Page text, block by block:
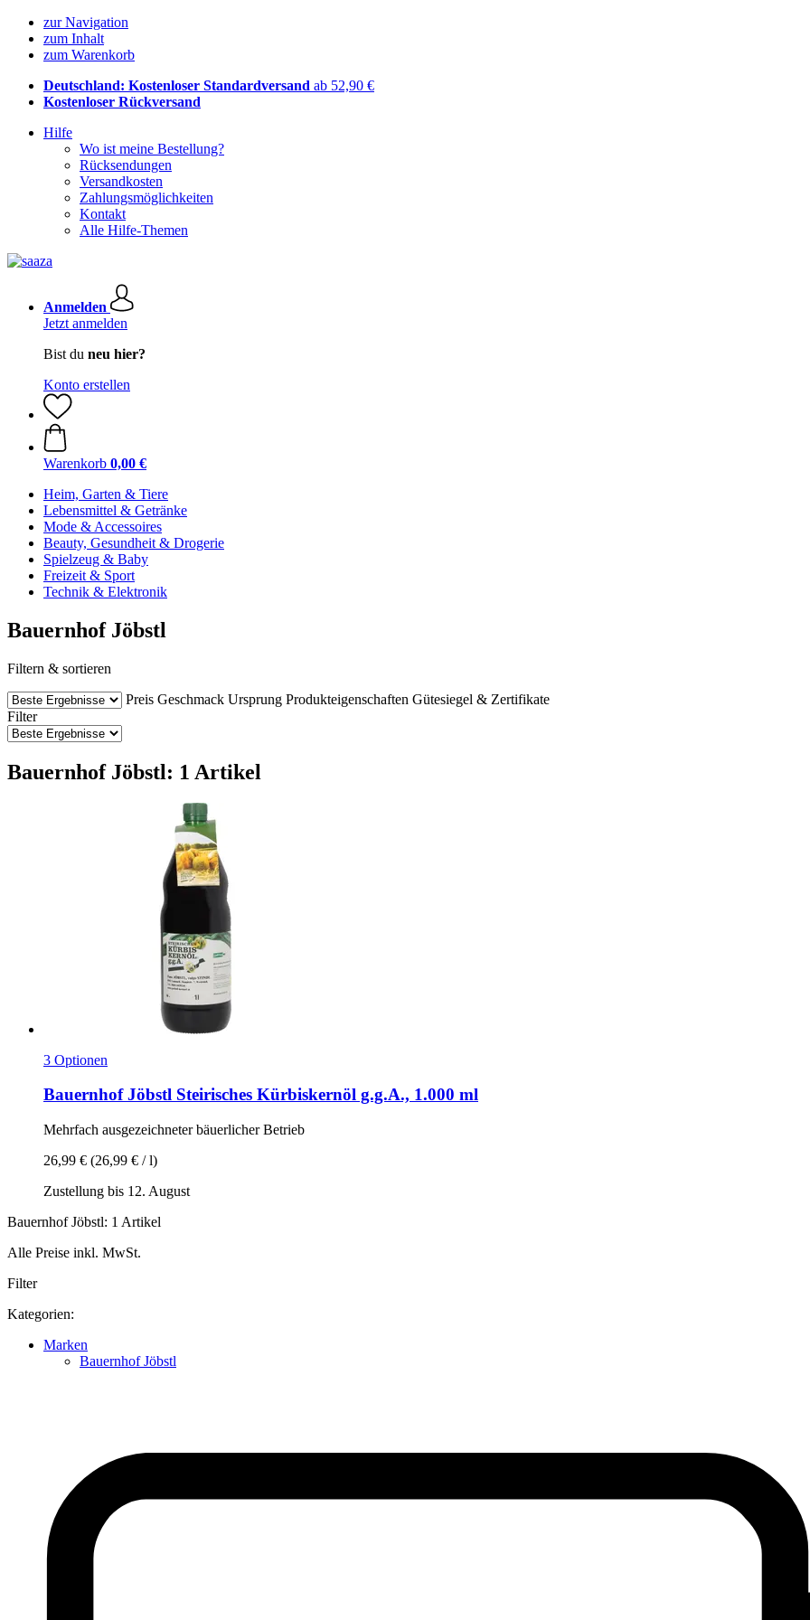
zur Navigation
zum Inhalt
zum Warenkorb
Deutschland: Kostenloser Standardversand ab 52,90 €
Kostenloser Rückversand
Hilfe
Wo ist meine Bestellung?
Rücksendungen
Versandkosten
Zahlungsmöglichkeiten
Kontakt
Alle Hilfe-Themen
Anmelden
Jetzt anmelden
Bist du neu hier?
Konto erstellen
Warenkorb 0,00 €
Heim, Garten & Tiere
Lebensmittel & Getränke
Mode & Accessoires
Beauty, Gesundheit & Drogerie
Spielzeug & Baby
Freizeit & Sport
Technik & Elektronik
Bauernhof Jöbstl
Filtern & sortieren
Preis Geschmack Ursprung Produkteigenschaften Gütesiegel & Zertifikate
Filter
Bauernhof Jöbstl: 1 Artikel
3 Optionen
Bauernhof Jöbstl Steirisches Kürbiskernöl g.g.A., 1.000 ml
Mehrfach ausgezeichneter bäuerlicher Betrieb
26,99 € (26,99 € / l)
Zustellung bis 12. August
Bauernhof Jöbstl: 1 Artikel
Alle Preise inkl. MwSt.
Filter
Kategorien:
Marken
Bauernhof Jöbstl